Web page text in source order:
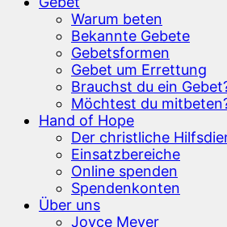
Warum beten
Bekannte Gebete
Gebetsformen
Gebet um Errettung
Brauchst du ein
Möchtest du
Hand of Hope
Der christliche
Einsatzbereiche
Online spenden
Spendenkonten
Über uns
Joyce Meyer